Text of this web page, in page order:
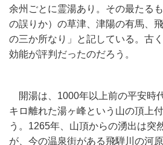
余州ごとに霊湯あり。その最たる
の誤りか）の草津、津陽の有馬、
の三か所なり」と記している。古
効能が評判だったのだろう。
開湯は、1000年以上前の平安時
キロ離れた湯ヶ峰という山の頂上
う。1265年、山頂からの湧出は突
が、今の温泉街がある飛騨川の河